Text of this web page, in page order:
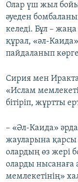
Олар үш жыл
әуеден
келеді. Бұл –
құрал, «әл-Каида»
пайдаланып
Сирия мен
«Ислам
бітіріп, жұртты
– «Әл-Каида»
жауларына қарсы
олардың өз жері
оларды нысанаға
мемлекетінің»